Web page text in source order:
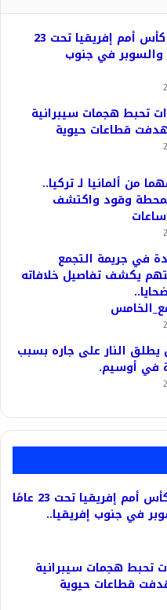
عاجل- #كاف: كأس أمم إفريقيا تحت 23
في جنوب
تحبط هجمات سيبرانية
قطاعات حيوية
من ألمانيا لـ تركيا..
وقود واكتشف
في جريمة التجمع
يكشف تفاصيل خلافاته
يطلق النار على جاره بسبب
في أوسيم.
عاجل- #كاف: كأس أمم إفريقيا تحت 23 عامًا
في جنوب إفريقيا..
تحبط هجمات سيبرانية
قطاعات حيوية